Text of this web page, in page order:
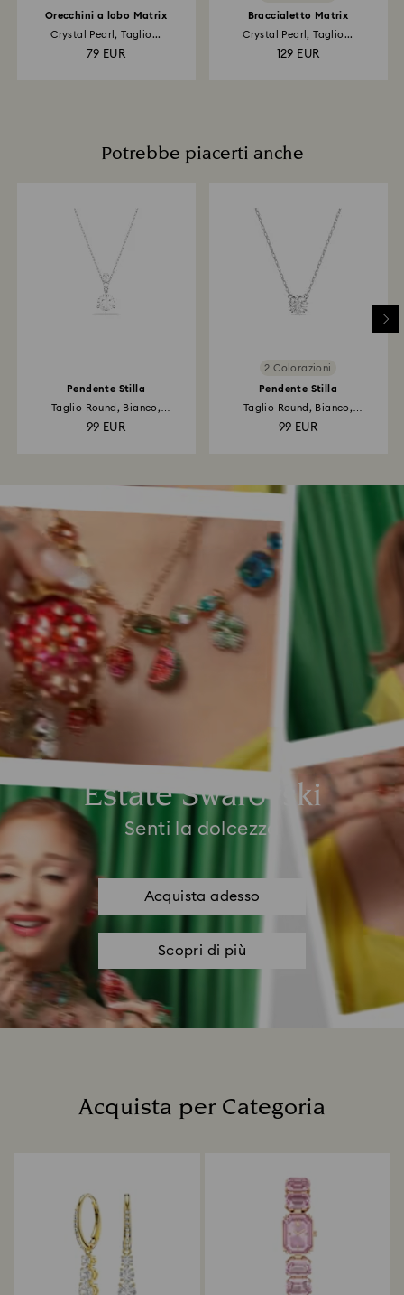
Orecchini a lobo Matrix
Crystal Pearl, Taglio...
79 EUR
Braccialetto Matrix
Crystal Pearl, Taglio...
129 EUR
Potrebbe piacerti anche
Pendente Stilla
Taglio Round, Bianco,
99 EUR
2 Colorazioni
Pendente Stilla
Taglio Round, Bianco,
99 EUR
Estate Swarovski
Senti la dolcezza
Acquista adesso
Scopri di più
Acquista per Categoria